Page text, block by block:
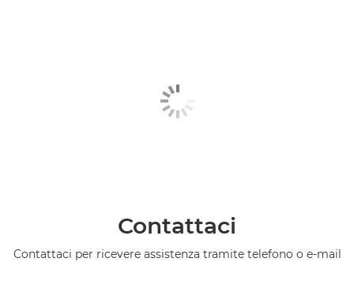
Contattaci
Contattaci per ricevere assistenza tramite telefono o e-mail